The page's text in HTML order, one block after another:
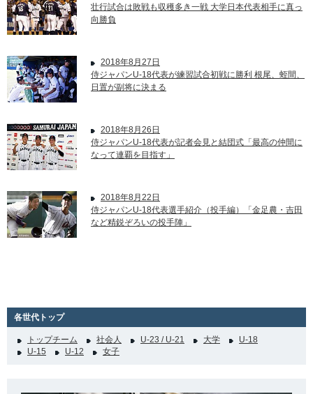
壮行試合は敗戦も収穫多き一戦 大学日本代表相手に真っ
向勝負
2018年8月27日
侍ジャパンU-18代表が練習試合初戦に勝利 根尾、蛭間、
日置が副将に決まる
2018年8月26日
侍ジャパンU-18代表が記者会見と結団式「最高の仲間に
なって連覇を目指す」
2018年8月22日
侍ジャパンU-18代表選手紹介（投手編）「金足農・吉田
など精鋭ぞろいの投手陣」
各世代トップ
トップチーム 社会人 U-23 / U-21 大学
U-18
U-15
U-12 女子